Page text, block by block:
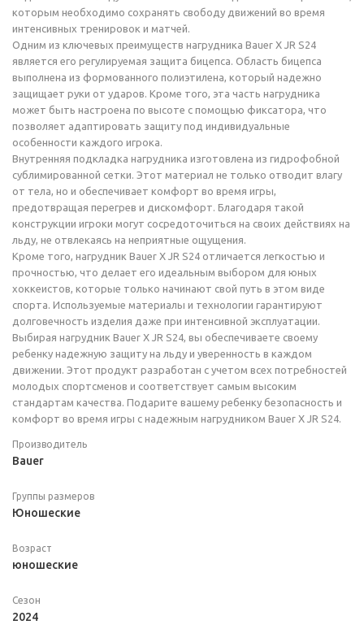
которым необходимо сохранять свободу движений во время
интенсивных тренировок и матчей.
Одним из ключевых преимуществ нагрудника Bauer X JR S24
является его регулируемая защита бицепса. Область бицепса
выполнена из формованного полиэтилена, который надежно
защищает руки от ударов. Кроме того, эта часть нагрудника
может быть настроена по высоте с помощью фиксатора, что
позволяет адаптировать защиту под индивидуальные
особенности каждого игрока.
Внутренняя подкладка нагрудника изготовлена из гидрофобной
сублимированной сетки. Этот материал не только отводит влагу
от тела, но и обеспечивает комфорт во время игры,
предотвращая перегрев и дискомфорт. Благодаря такой
конструкции игроки могут сосредоточиться на своих действиях на
льду, не отвлекаясь на неприятные ощущения.
Кроме того, нагрудник Bauer X JR S24 отличается легкостью и
прочностью, что делает его идеальным выбором для юных
хоккеистов, которые только начинают свой путь в этом виде
спорта. Используемые материалы и технологии гарантируют
долговечность изделия даже при интенсивной эксплуатации.
Выбирая нагрудник Bauer X JR S24, вы обеспечиваете своему
ребенку надежную защиту на льду и уверенность в каждом
движении. Этот продукт разработан с учетом всех потребностей
молодых спортсменов и соответствует самым высоким
стандартам качества. Подарите вашему ребенку безопасность и
комфорт во время игры с надежным нагрудником Bauer X JR S24.
Производитель
Bauer
Группы размеров
Юношеские
Возраст
юношеские
Сезон
2024